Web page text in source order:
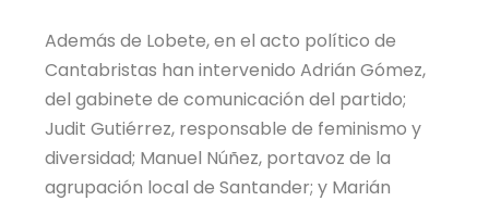
Además de Lobete, en el acto político de
Cantabristas han intervenido Adrián Gómez,
del gabinete de comunicación del partido;
Judit Gutiérrez, responsable de feminismo y
diversidad; Manuel Núñez, portavoz de la
agrupación local de Santander; y Marián